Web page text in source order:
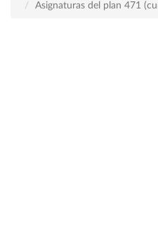
Asignaturas del plan 471